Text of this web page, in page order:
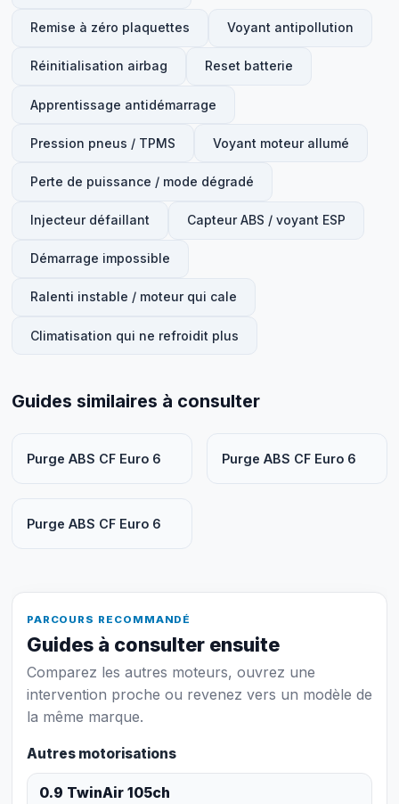
Remise à zéro plaquettes Voyant antipollution
Réinitialisation airbag Reset batterie
Apprentissage antidémarrage
Pression pneus / TPMS Voyant moteur allumé
Perte de puissance / mode dégradé
Injecteur défaillant Capteur ABS / voyant ESP
Démarrage impossible
Ralenti instable / moteur qui cale
Climatisation qui ne refroidit plus
Guides similaires à consulter
Purge ABS CF Euro 6 Purge ABS CF Euro 6
Purge ABS CF Euro 6
PARCOURS RECOMMANDÉ
Guides à consulter ensuite
Comparez les autres moteurs, ouvrez une
intervention proche ou revenez vers un modèle de
la même marque.
Autres motorisations
0.9 TwinAir 105ch